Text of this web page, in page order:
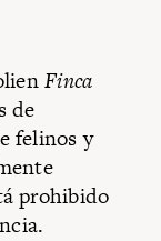
Finca
de
felinos y
prohibido